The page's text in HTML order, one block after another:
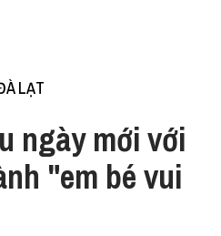
LẠT
ngày mới với
"em bé vui